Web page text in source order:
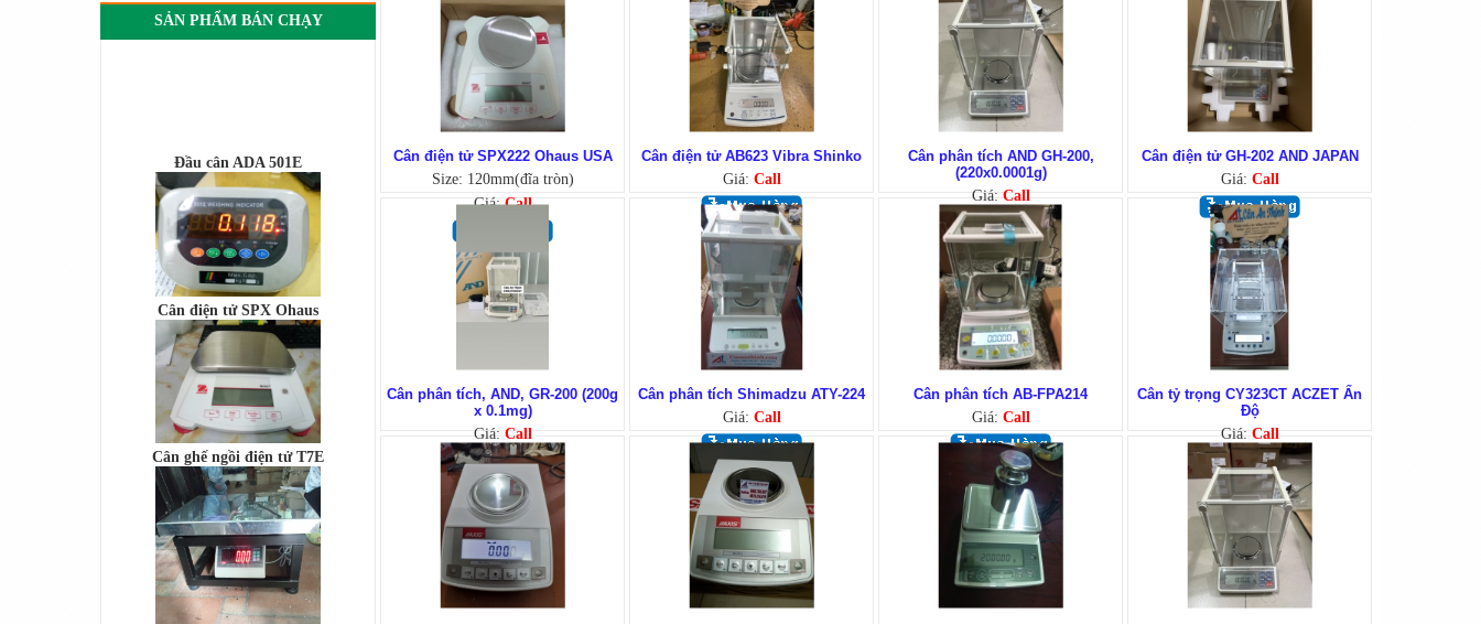
SẢN PHẨM BÁN CHẠY
Cân điện tử SPX Ohaus
Cân ghế ngồi điện tử T7E
Cân điện tử SPX222 Ohaus USA
Size: 120mm(đĩa tròn)
Giá:Call
Cân điện tử AB623 Vibra Shinko
Giá: Call
Cân phân tích AND GH-200,
(220x0.0001g)
Giá: Call
Cân điện tử GH-202 AND JAPAN
Giá: Call
Cân phân tích, AND, GR-200 (200g
x 0.1mg)
Giá: Call
Cân phân tích Shimadzu ATY-224
Giá: Call
Cân phân tích AB-FPA214
Giá: Call
Cân tỷ trọng CY323CT ACZET Ấn
Độ
Giá: Call